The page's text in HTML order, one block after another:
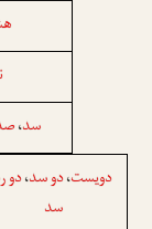
سد،
دویست،دو سد،دو
سد